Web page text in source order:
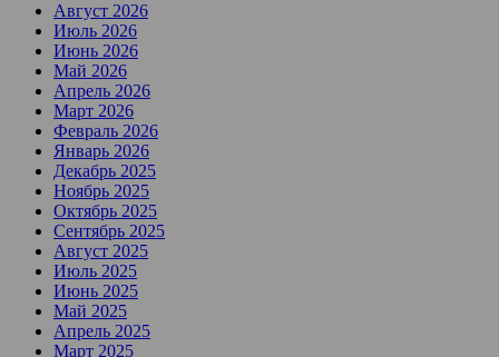
Август 2026
Июль 2026
Июнь 2026
Май 2026
Апрель 2026
Март 2026
Февраль 2026
Январь 2026
Декабрь 2025
Ноябрь 2025
Октябрь 2025
Сентябрь 2025
Август 2025
Июль 2025
Июнь 2025
Май 2025
Апрель 2025
Март 2025